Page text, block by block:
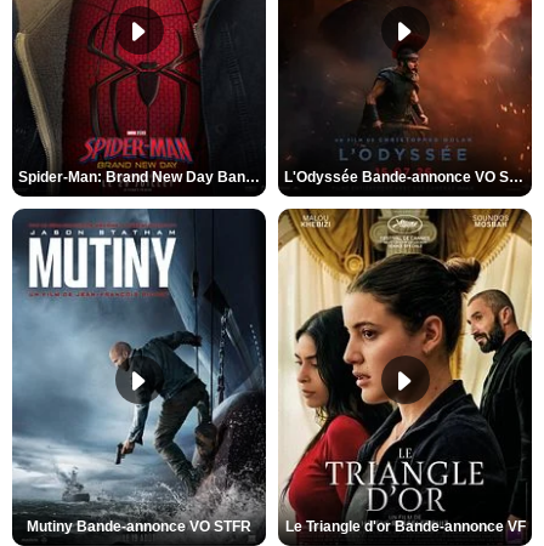
Spider-Man: Brand New Day Bande-annonce VO STFR L'Odyssée Bande-annonce VO STFR
Mutiny Bande-annonce VO STFR Le Triangle d'or Bande-annonce VF